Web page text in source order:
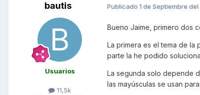
bautis
Usuarios
11,5k
Publicado 1 de Septiembre
Bueno Jaime, primero dos
La primera es el tema de
parte la he podido
La segunda solo depende
las mayúsculas se usan